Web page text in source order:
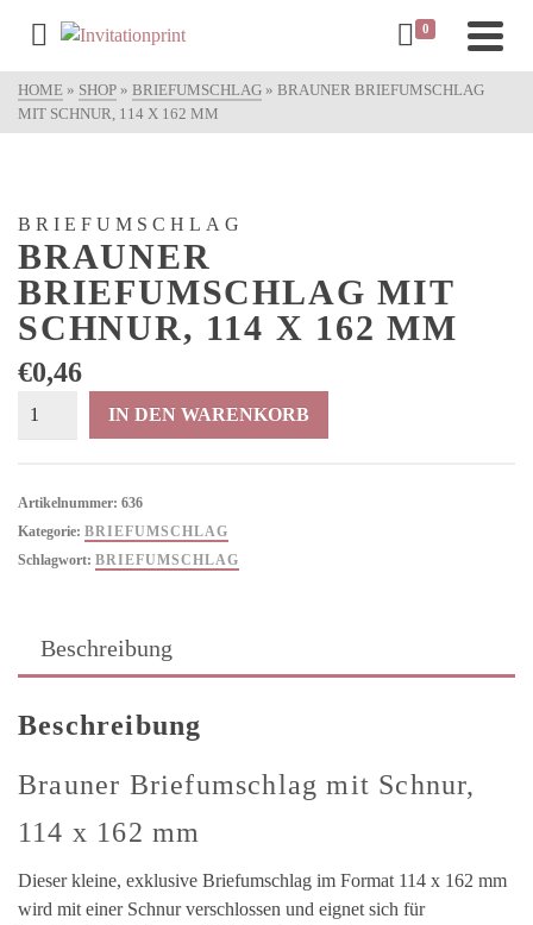
0
HOME » SHOP » BRIEFUMSCHLAG » BRAUNER BRIEFUMSCHLAG
MIT SCHNUR, 114 X 162 MM
BRIEFUMSCHLAG
BRAUNER
BRIEFUMSCHLAG MIT
SCHNUR, 114 X 162 MM
€0,46
Brauner
Menge
IN DEN WARENKORB
Artikelnummer: 636
Kategorie: BRIEFUMSCHLAG
Schlagwort: BRIEFUMSCHLAG
Beschreibung
Beschreibung
Brauner Briefumschlag mit Schnur,
114 x 162 mm
Dieser kleine, exklusive Briefumschlag im Format 114 x 162 mm
wird mit einer Schnur verschlossen und eignet sich für